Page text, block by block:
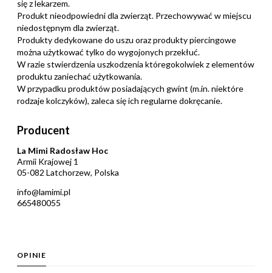
się z lekarzem.
Produkt nieodpowiedni dla zwierząt. Przechowywać w miejscu
niedostępnym dla zwierząt.
Produkty dedykowane do uszu oraz produkty piercingowe
można użytkować tylko do wygojonych przekłuć.
W razie stwierdzenia uszkodzenia któregokolwiek z elementów
produktu zaniechać użytkowania.
W przypadku produktów posiadających gwint (m.in. niektóre
rodzaje kolczyków), zaleca się ich regularne dokręcanie.
Producent
La Mimi Radosław Hoc
Armii Krajowej 1
05-082 Latchorzew, Polska
info@lamimi.pl
665480055
OPINIE